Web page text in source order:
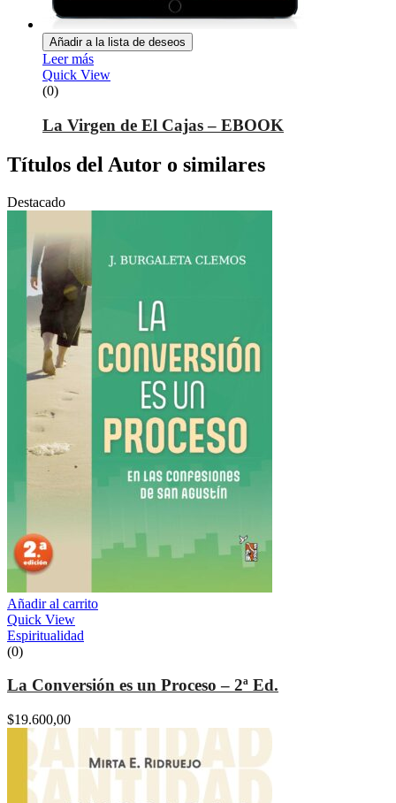
Añadir a la lista de deseos
Leer más
Quick View
(0)
La Virgen de El Cajas – EBOOK
Títulos del Autor o similares
Destacado
Añadir al carrito
Quick View
Espiritualidad
(0)
La Conversión es un Proceso – 2ª Ed.
$19.600,00